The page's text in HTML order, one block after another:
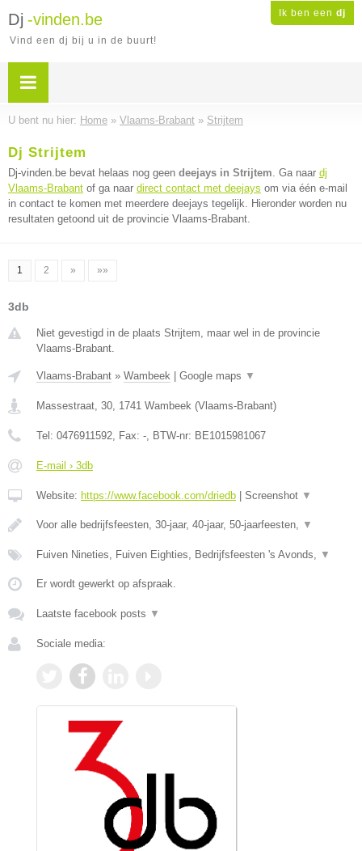
Ik ben een dj
Dj -vinden.be
Vind een dj bij u in de buurt!
U bent nu hier: Home » Vlaams-Brabant » Strijtem
Dj Strijtem
Dj-vinden.be bevat helaas nog geen deejays in Strijtem. Ga naar dj
Vlaams-Brabant of ga naar direct contact met deejays om via één e-mail
in contact te komen met meerdere deejays tegelijk. Hieronder worden nu
resultaten getoond uit de provincie Vlaams-Brabant.
1 2 » »»
3db
Niet gevestigd in de plaats Strijtem, maar wel in de provincie
Vlaams-Brabant.
Vlaams-Brabant » Wambeek Google maps ▼
Massestraat, 30, 1741 Wambeek (Vlaams-Brabant)
Tel: 0476911592, Fax: -, BTW-nr: BE1015981067
E-mail › 3db
Website: https://www.facebook.com/driedb Screenshot ▼
Voor alle bedrijfsfeesten, 30-jaar, 40-jaar, 50-jaarfeesten, ▼
Fuiven Nineties, Fuiven Eighties, Bedrijfsfeesten 's Avonds, ▼
Er wordt gewerkt op afspraak.
Laatste facebook posts ▼
Sociale media: